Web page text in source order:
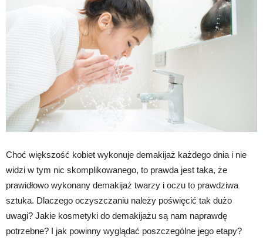
Choć większość kobiet wykonuje demakijaż każdego dnia i nie
widzi w tym nic skomplikowanego, to prawda jest taka, że
prawidłowo wykonany demakijaż twarzy i oczu to prawdziwa
sztuka. Dlaczego oczyszczaniu należy poświęcić tak dużo
uwagi? Jakie kosmetyki do demakijażu są nam naprawdę
potrzebne? I jak powinny wyglądać poszczególne jego etapy?